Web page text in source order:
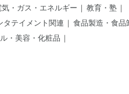
気・ガス・エネルギー
教育・塾
タテイメント関連
食品製造・食品
・美容・化粧品